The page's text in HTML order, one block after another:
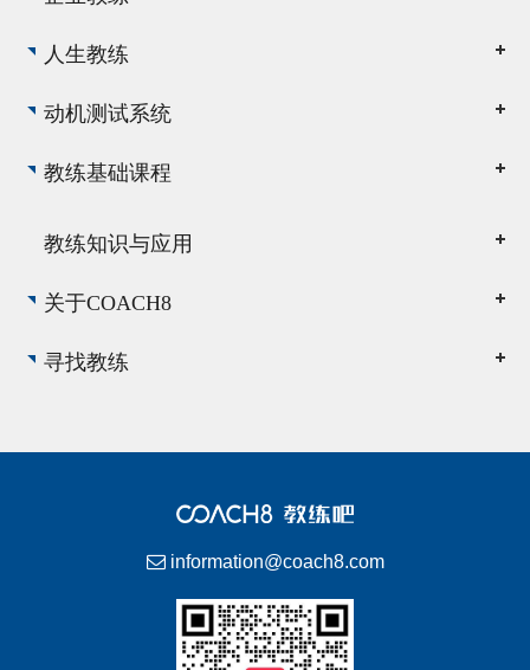
人生教练
动机测试系统
教练基础课程
教练知识与应用
关于COACH8
寻找教练
information@coach8.com